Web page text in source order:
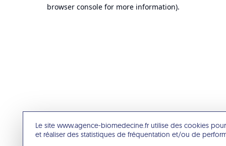
Le site www.agence-biomedecine.fr utilise des cookies
et réaliser des statistiques de fréquentation et/ou de
browser console for more information).